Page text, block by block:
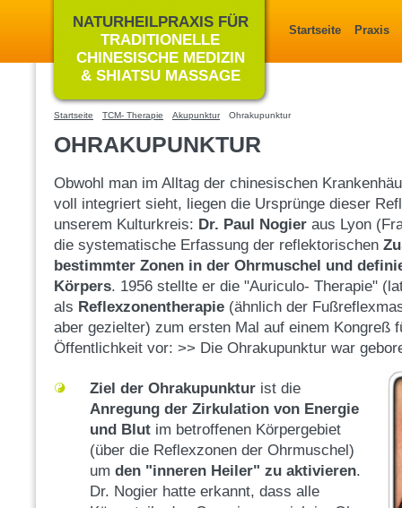
NATURHEILPRAXIS FÜR
TRADITIONELLE
CHINESISCHE MEDIZIN
& SHIATSU MASSAGE
Startseite Praxis
Startseite TCM- Therapie Akupunktur Ohrakupunktur
OHRAKUPUNKTUR
Obwohl man im Alltag der chinesischen
voll integriert sieht, liegen die Ursprünge dieser
unserem Kulturkreis: Dr. Paul Nogier aus Lyon
die systematische Erfassung der reflektorischen
bestimmter Zonen in der Ohrmuschel und
Körpers. 1956 stellte er die "Auriculo- Therapie"
als Reflexzonentherapie (ähnlich der
aber gezielter) zum ersten Mal auf einem Kongreß
Öffentlichkeit vor: >> Die Ohrakupunktur war
Ziel der Ohrakupunktur ist die
Anregung der Zirkulation von Energie
und Blut im betroffenen Körpergebiet
(über die Reflexzonen der Ohrmuschel)
um den "inneren Heiler" zu aktivieren.
Dr. Nogier hatte erkannt, dass alle